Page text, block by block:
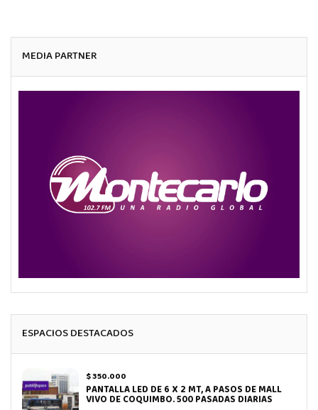
MEDIA PARTNER
ESPACIOS DESTACADOS
$ 350.000
PANTALLA LED DE 6 X 2 MT, A PASOS DE MALL
VIVO DE COQUIMBO. 500 PASADAS DIARIAS